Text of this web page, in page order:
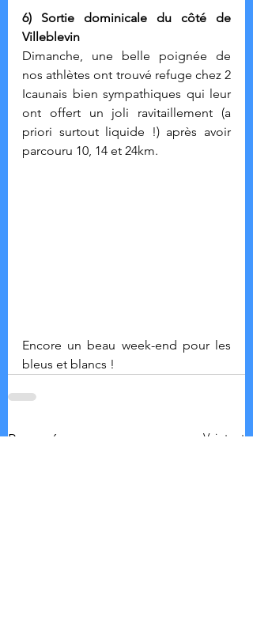
6) Sortie dominicale du côté de
Villeblevin
Dimanche, une belle poignée de
nos athlètes ont trouvé refuge chez 2
Icaunais bien sympathiques qui leur
ont offert un joli ravitaillement (a
priori surtout liquide !) après avoir
parcouru 10, 14 et 24km.
Encore un beau week-end pour les
bleus et blancs !
Posts récents Voir tout